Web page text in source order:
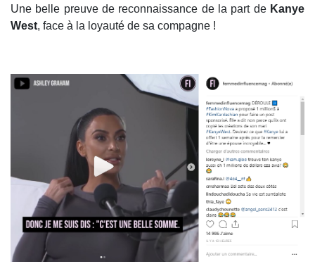
Une belle preuve de reconnaissance de la part de Kanye
West, face à la loyauté de sa compagne !